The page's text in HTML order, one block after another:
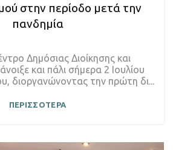
στην περίοδο μετά την
πανδημία
Δημόσιας Διοίκησης και
και πάλι σήμερα 2 Ιουλίου
διοργανώνοντας την πρώτη δι...
ΠΕΡΙΣΣΟΤΕΡΑ